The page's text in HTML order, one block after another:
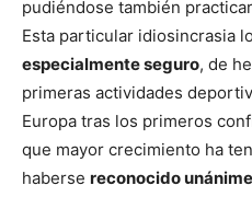
pudiéndose también
Esta particular idiosincrasia
especialmente seguro, de
primeras actividades
Europa tras los primeros
que mayor crecimiento ha
haberse reconocido